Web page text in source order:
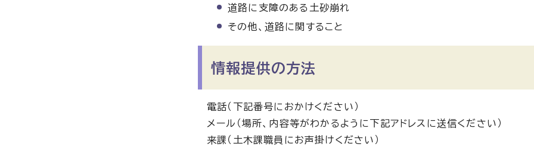
道路に支障のある土砂崩れ
その他、道路に関すること
情報提供の方法
電話（下記番号におかけください）
メール（場所、内容等がわかるように下記アドレスに送信ください）
来課（土木課職員にお声掛けください）